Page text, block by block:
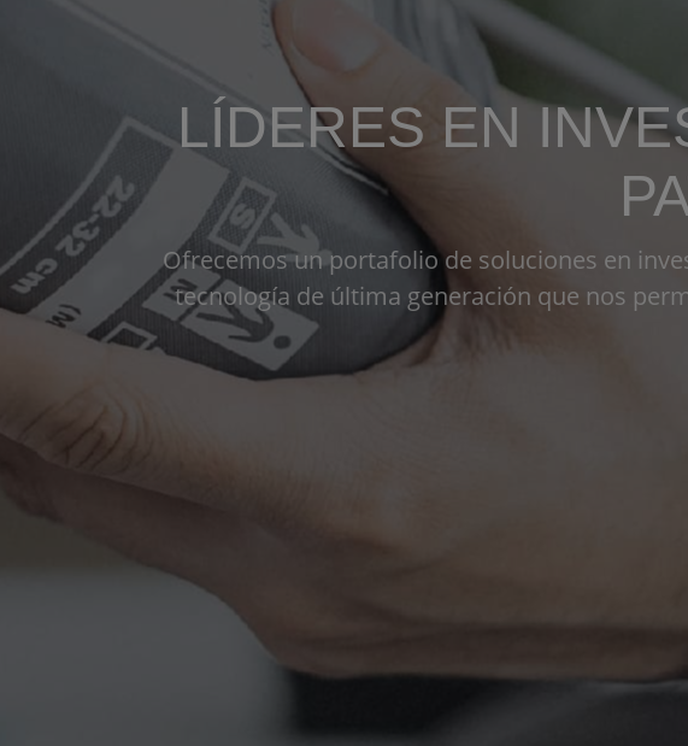
LÍDERES EN
Ofrecemos un portafolio de soluciones en
tecnología de última generación que nos